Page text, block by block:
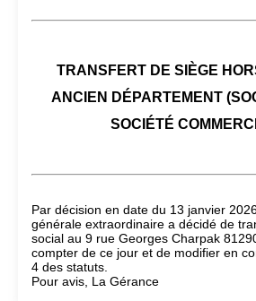
TRANSFERT DE SIÈGE
ANCIEN DÉPARTEMENT
SOCIÉTÉ
Par décision en date du 13 janvier
générale extraordinaire a décidé de
social au 9 rue Georges Charpak
compter de ce jour et de modifier en
4 des statuts.
Pour avis, La Gérance